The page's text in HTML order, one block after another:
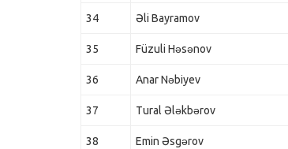
34 Əli Bayramov
35 Füzuli Həsənov
36 Anar Nəbiyev
37 Tural Ələkbərov
38 Emin Əsgərov